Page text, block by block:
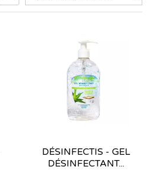
DÉSINFECTIS - GEL
DÉSINFECTANT...